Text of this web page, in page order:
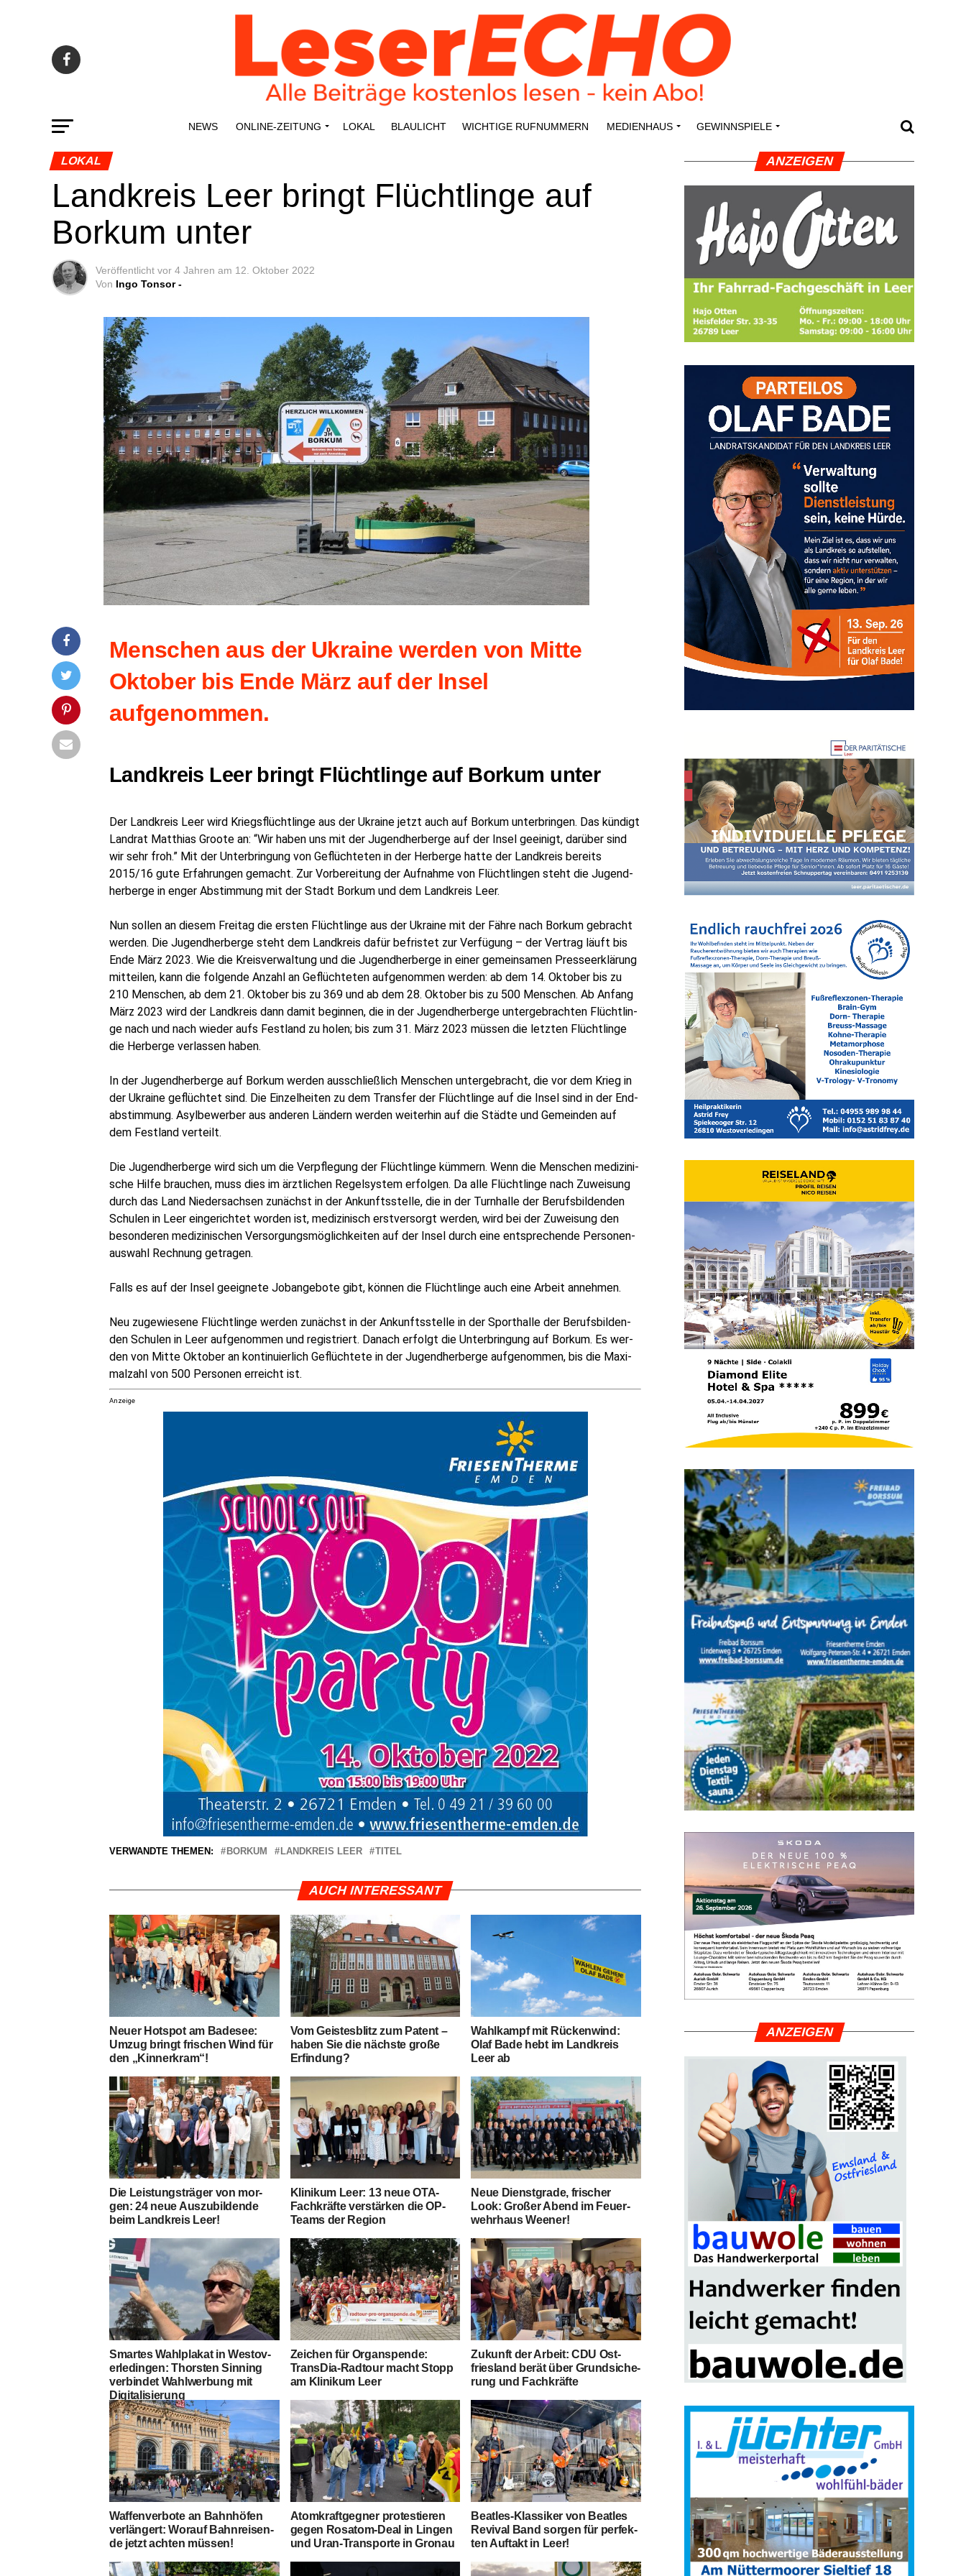
NEWS ONLINE-ZEI­­TUNG LOKAL BLAU­LICHT WICH­TI­GE RUFNUMMERN MEDI­EN­HAUS GEWINN­SPIE­LE
LOKAL
Land­kreis Leer bringt Flücht­lin­ge auf
Bor­kum unter
Veröffentlicht vor 4 Jahren am 12. Oktober 2022
Von Ingo Tonsor -
Men­schen aus der Ukrai­ne wer­den von Mit­te
Okto­ber bis Ende März auf der Insel
aufgenommen.
Land­kreis Leer bringt Flücht­lin­ge auf Bor­kum unter
Der Land­kreis Leer wird Kriegs­flücht­lin­ge aus der Ukrai­ne jetzt auch auf Bor­kum unter­brin­gen. Das kün­digt
Land­rat Mat­thi­as Groo­te an: “Wir haben uns mit der Jugend­her­ber­ge auf der Insel geei­nigt, dar­über sind
wir sehr froh.” Mit der Unter­brin­gung von Geflüch­te­ten in der Her­ber­ge hat­te der Land­kreis bereits
2015/16 gute Erfah­run­gen gemacht. Zur Vor­be­rei­tung der Auf­nah­me von Flücht­lin­gen steht die Jugend­
her­ber­ge in enger Abstim­mung mit der Stadt Bor­kum und dem Land­kreis Leer.
Nun sol­len an die­sem Frei­tag die ers­ten Flücht­lin­ge aus der Ukrai­ne mit der Fäh­re nach Bor­kum gebracht
wer­den. Die Jugend­her­ber­ge steht dem Land­kreis dafür befris­tet zur Ver­fü­gung – der Ver­trag läuft bis
Ende März 2023. Wie die Kreis­ver­wal­tung und die Jugend­her­ber­ge in einer gemein­sa­men Pres­se­er­klä­rung
mit­tei­len, kann die fol­gen­de Anzahl an Geflüch­te­ten auf­ge­nom­men wer­den: ab dem 14. Okto­ber bis zu
210 Men­schen, ab dem 21. Okto­ber bis zu 369 und ab dem 28. Okto­ber bis zu 500 Men­schen. Ab Anfang
März 2023 wird der Land­kreis dann damit begin­nen, die in der Jugend­her­ber­ge unter­ge­brach­ten Flücht­lin­
ge nach und nach wie­der aufs Fest­land zu holen; bis zum 31. März 2023 müs­sen die letz­ten Flücht­lin­ge
die Her­ber­ge ver­las­sen haben.
In der Jugend­her­ber­ge auf Bor­kum wer­den aus­schließ­lich Men­schen unter­ge­bracht, die vor dem Krieg in
der Ukrai­ne geflüch­tet sind. Die Ein­zel­hei­ten zu dem Trans­fer der Flücht­lin­ge auf die Insel sind in der End­
ab­stim­mung. Asyl­be­wer­ber aus ande­ren Län­dern wer­den wei­ter­hin auf die Städ­te und Gemein­den auf
dem Fest­land verteilt.
Die Jugend­her­ber­ge wird sich um die Ver­pfle­gung der Flücht­lin­ge küm­mern. Wenn die Men­schen medi­zi­ni­
sche Hil­fe brau­chen, muss dies im ärzt­li­chen Regel­sys­tem erfol­gen. Da alle Flücht­lin­ge nach Zuwei­sung
durch das Land Nie­der­sach­sen zunächst in der Ankunfts­stel­le, die in der Turn­hal­le der Berufs­bil­den­den
Schu­len in Leer ein­ge­rich­tet wor­den ist, medi­zi­nisch erst­ver­sorgt wer­den, wird bei der Zuwei­sung den
beson­de­ren medi­zi­ni­schen Ver­sor­gungs­mög­lich­kei­ten auf der Insel durch eine ent­spre­chen­de Per­so­nen­
aus­wahl Rech­nung getragen.
Falls es auf der Insel geeig­ne­te Job­an­ge­bo­te gibt, kön­nen die Flücht­lin­ge auch eine Arbeit annehmen.
Neu zuge­wie­se­ne Flücht­lin­ge wer­den zunächst in der Ankunfts­stel­le in der Sport­hal­le der Berufs­bil­den­
den Schu­len in Leer auf­ge­nom­men und regis­triert. Danach erfolgt die Unter­brin­gung auf Bor­kum. Es wer­
den von Mit­te Okto­ber an kon­ti­nu­ier­lich Geflüch­te­te in der Jugend­her­ber­ge auf­ge­nom­men, bis die Maxi­
mal­zahl von 500 Per­so­nen erreicht ist.
Anzeige
VERWANDTE THEMEN: BORKUM LANDKREIS LEER TITEL
AUCH INTERESSANT
Neu­er Hot­spot am Bade­see:
Umzug bringt fri­schen Wind für
den „Kin­ner­kram“!
Vom Geis­tes­blitz zum Patent –
haben Sie die nächs­te gro­ße
Erfindung?
Wahl­kampf mit Rücken­wind:
Olaf Bade hebt im Land­kreis
Leer ab
Die Leis­tungs­trä­ger von mor­
gen: 24 neue Aus­zu­bil­den­de
beim Land­kreis Leer!
Kli­ni­kum Leer: 13 neue OTA-
Fach­kräf­te ver­stär­ken die OP-
Teams der Region
Neue Dienst­gra­de, fri­scher
Look: Gro­ßer Abend im Feu­er­
wehr­haus Weener!
Smar­tes Wahl­pla­kat in Wes­t­ov­
er­le­din­gen: Thors­ten Sin­ning
ver­bin­det Wahl­wer­bung mit
Digitalisierung
Zei­chen für Organ­spen­de:
Trans­Dia-Rad­tour macht Stopp
am Kli­ni­kum Leer
Zukunft der Arbeit: CDU Ost­
fries­land berät über Grund­si­che­
rung und Fachkräfte
Waf­fen­ver­bo­te an Bahn­hö­fen
ver­län­gert: Wor­auf Bahn­rei­sen­
de jetzt ach­ten müssen!
Atom­kraft­geg­ner pro­tes­tie­ren
gegen Rosatom-Deal in Lin­gen
und Uran-Trans­por­te in Gronau
Beat­les-Klas­si­ker von Beat­les
Revi­val Band sor­gen für per­fek­
ten Auf­takt in Leer!
ANZEI­GEN
ANZEI­GEN